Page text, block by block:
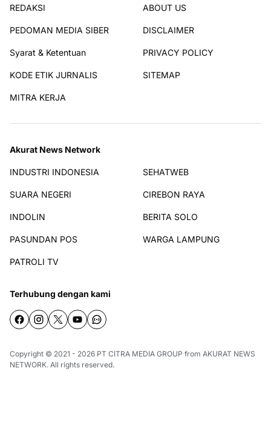
REDAKSI ABOUT US
PEDOMAN MEDIA SIBER DISCLAIMER
Syarat & Ketentuan PRIVACY POLICY
KODE ETIK JURNALIS SITEMAP
MITRA KERJA
Akurat News Network
INDUSTRI INDONESIA SEHATWEB
SUARA NEGERI CIREBON RAYA
INDOLIN BERITA SOLO
PASUNDAN POS WARGA LAMPUNG
PATROLI TV
Terhubung dengan kami
Copyright © 2021 - 2026 PT CITRA MEDIA GROUP from AKURAT NEWS
NETWORK. All rights reserved.